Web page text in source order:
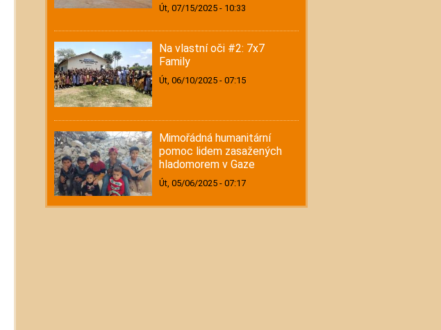
Út, 07/15/2025 - 10:33
Na vlastní oči #2: 7x7
Family
Út, 06/10/2025 - 07:15
Mimořádná humanitární
pomoc lidem zasažených
hladomorem v Gaze
Út, 05/06/2025 - 07:17